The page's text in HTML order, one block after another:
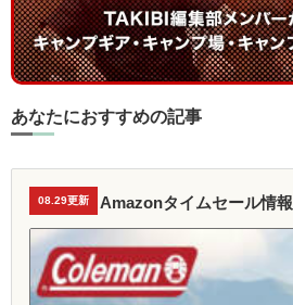
あなたにおすすめの記事
08.29更新 Amazonタイムセール情報